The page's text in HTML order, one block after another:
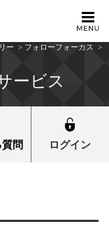
ー > フォローフォーカス
>
ービス
問 ログイン